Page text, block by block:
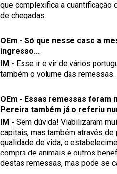
que complexifica a quantificação
de chegadas.
OEm - Só que nesse caso a
ingresso...
IM - Esse ir e vir de vários
também o volume das remessas.
OEm - Essas remessas foram
Pereira também já o referiu
IM - Sem dúvida! Viabilizaram
capitais, mas também através
qualidade de vida, o
compra de animais e outros
destas remessas, mas pode se